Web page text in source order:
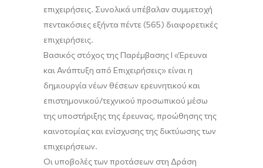
επιχειρήσεις. Συνολικά υπέβαλαν συμμετοχή
πεντακόσιες εξήντα πέντε (565) διαφορετικές
επιχειρήσεις.
Βασικός στόχος της Παρέμβασης I «Έρευνα
και Ανάπτυξη από Επιχειρήσεις» είναι η
δημιουργία νέων θέσεων ερευνητικού και
επιστημονικού/τεχνικού προσωπικού μέσω
της υποστήριξης της έρευνας, προώθησης της
καινοτομίας και ενίσχυσης της δικτύωσης των
επιχειρήσεων.
Οι υποβολές των προτάσεων στη Δράση